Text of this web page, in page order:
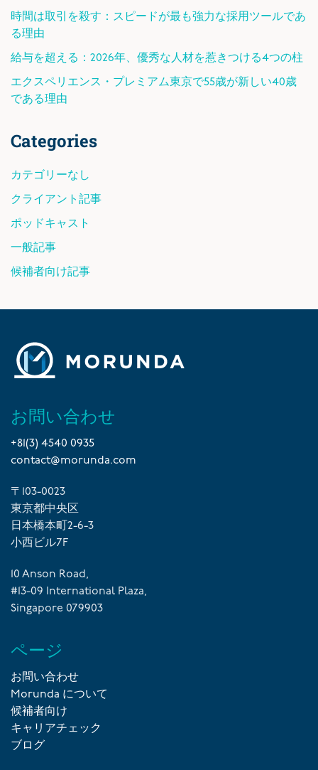
時間は取引を殺す：スピードが最も強力な採用ツールであ
る理由
給与を超える：2026年、優秀な人材を惹きつける4つの柱
エクスペリエンス・プレミアム東京で55歳が新しい40歳
である理由
Categories
カテゴリーなし
クライアント記事
ポッドキャスト
一般記事
候補者向け記事
お問い合わせ
+81(3) 4540 0935
contact@morunda.com
〒103-0023
東京都中央区
日本橋本町2-6-3
小西ビル7F
10 Anson Road,
#13-09 International Plaza,
Singapore 079903
ページ
お問い合わせ
Morunda について
候補者向け
キャリアチェック
ブログ